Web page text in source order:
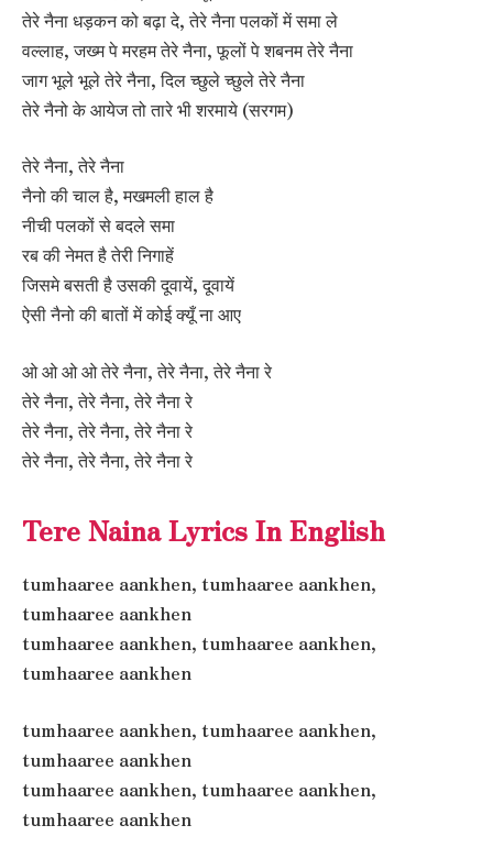
तेरे नैना धड़कन को बढ़ा दे, तेरे नैना पलकों में समा ले
वल्लाह, जख्म पे मरहम तेरे नैना, फूलों पे शबनम तेरे नैना
जाग भूले भूले तेरे नैना, दिल च्छुले च्छुले तेरे नैना
तेरे नैनो के आयेज तो तारे भी शरमाये (सरगम)
तेरे नैना, तेरे नैना
नैनो की चाल है, मखमली हाल है
नीची पलकों से बदले समा
रब की नेमत है तेरी निगाहें
जिसमे बसती है उसकी दूवायें, दूवायें
ऐसी नैनो की बातों में कोई क्यूँ ना आए
ओ ओ ओ ओ तेरे नैना, तेरे नैना, तेरे नैना रे
तेरे नैना, तेरे नैना, तेरे नैना रे
तेरे नैना, तेरे नैना, तेरे नैना रे
तेरे नैना, तेरे नैना, तेरे नैना रे
Tere Naina Lyrics In English
tumhaaree aankhen, tumhaaree aankhen,
tumhaaree aankhen
tumhaaree aankhen, tumhaaree aankhen,
tumhaaree aankhen
tumhaaree aankhen, tumhaaree aankhen,
tumhaaree aankhen
tumhaaree aankhen, tumhaaree aankhen,
tumhaaree aankhen